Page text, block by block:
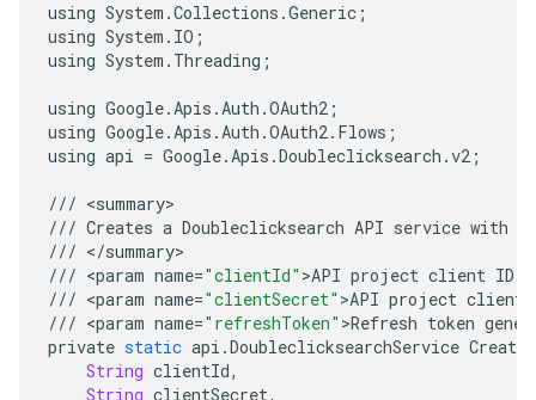
using System .Collections .Generic ;
using System . IO ;
using System . Threading ;
using Google.Apis .Auth .OAuth2 ;
using Google.Apis .Auth .OAuth2. Flows ;
using api = Google.Apis .Doubleclicksearch .v2 ;
/// <summary
/// Creates a Doubleclicksearch API service with
/// </summary
/// <param name="clientId" >API project client ID
/// <param name="clientSecret" >API project client
/// <param name="refreshToken" >Refresh token
private static api .DoubleclicksearchService
String clientId,
String clientSecret,